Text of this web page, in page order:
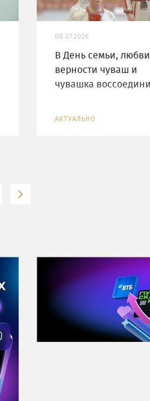
08.07.2026
В День семьи,
верности чуваш и
чувашка
АКТУАЛЬНО